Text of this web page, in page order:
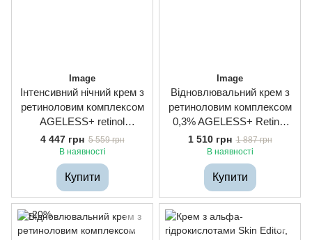
Image
Інтенсивний нічний крем з
ретиноловим комплексом
AGELESS+ retinol
treatment crème 1.2%
retinol complex, 28.5g
4 447 грн 5 559 грн
В наявності
Купити
Image
Відновлювальний крем з
ретиноловим комплексом
0,3% AGELESS+ Retinol
Repair Crème 0.3% Retinol
Complex, 14.2g
1 510 грн 1 887 грн
В наявності
Купити